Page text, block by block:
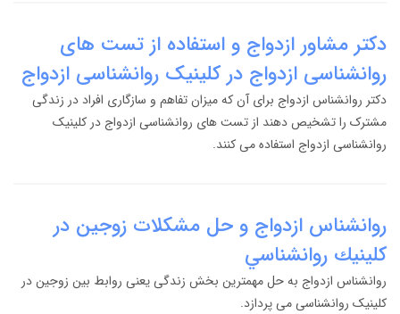
دکتر مشاور ازدواج و استفاده از تست های
روانشناسی ازدواج در کلینیک روانشناسی ازدواج
دکتر روانشناس ازدواج برای آن که میزان تفاهم و سازگاری افراد در زندگی
مشترک را تشخیص دهند از تست های روانشناسی ازدواج در کلینیک
روانشناسی ازدواج استفاده می کنند.
روانشناس ازدواج و حل مشكلات زوجين در
كلينيك روانشناسي
روانشناس ازدواج به حل مهمترین بخش زندگی یعنی روابط بین زوجین در
کلینیک روانشناسی می پردازد.